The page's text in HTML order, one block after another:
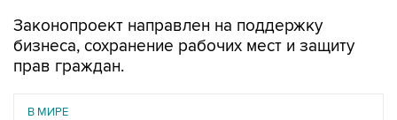
Законопроект направлен на поддержку
бизнеса, сохранение рабочих мест и защиту
прав граждан.
В МИРЕ